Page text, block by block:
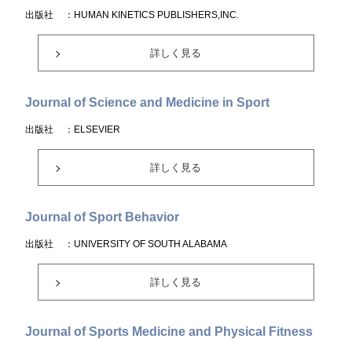
出版社 ：HUMAN KINETICS PUBLISHERS,INC.
詳しく見る
Journal of Science and Medicine in Sport
出版社 ：ELSEVIER
詳しく見る
Journal of Sport Behavior
出版社 ：UNIVERSITY OF SOUTH ALABAMA
詳しく見る
Journal of Sports Medicine and Physical Fitness